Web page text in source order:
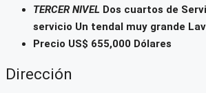
TERCER NIVEL Dos cuartos de
servicio Un tendal muy grande
Precio US$ 655,000 Dólares
Dirección